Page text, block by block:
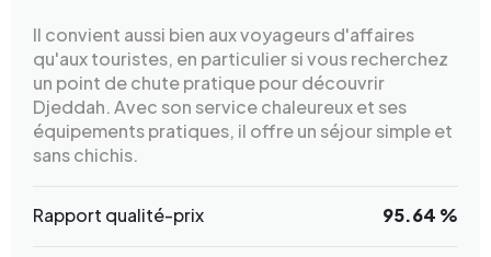
Il convient aussi bien aux voyageurs d'affaires
qu'aux touristes, en particulier si vous recherchez
un point de chute pratique pour découvrir
Djeddah. Avec son service chaleureux et ses
équipements pratiques, il offre un séjour simple et
sans chichis.
Rapport qualité-prix 95.64 %